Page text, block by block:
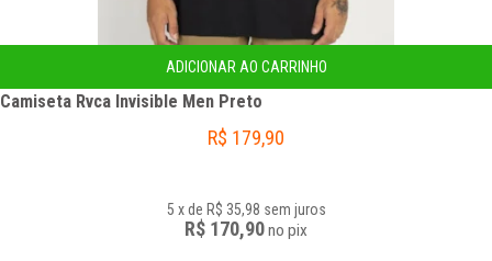
ADICIONAR AO CARRINHO
Camiseta Rvca Invisible Men Preto
R$ 179,90
5 x de R$ 35,98 sem juros
R$ 170,90no pix